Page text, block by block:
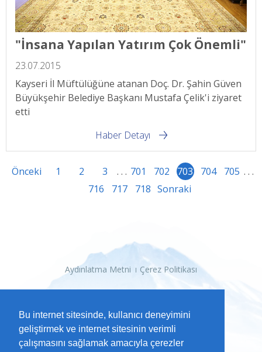
Bu internet sitesinde, kullanıcı deneyimini
geliştirmek ve internet sitesinin verimli
çalışmasını sağlamak amacıyla çerezler
"İnsana Yapılan Yatırım Çok Önemli"
23.07.2015
Kayseri İl Müftülüğüne atanan Doç. Dr. Şahin Güven
Büyükşehir Belediye Başkanı Mustafa Çelik'i ziyaret
etti
Haber Detayı
Önceki 1 2 3 . . . 701 702 703 704 705 . . .
716
717 718 Sonraki
Aydınlatma Metni Çerez Politikası